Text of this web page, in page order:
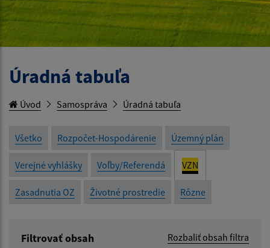
Úradná tabuľa
Úvod Samospráva Úradná tabuľa
Všetko Rozpočet-Hospodárenie Územný plán
Verejné vyhlášky Voľby/Referendá VZN
Zasadnutia OZ Životné prostredie Rôzne
Filtrovať obsah Rozbaliť obsah filtra